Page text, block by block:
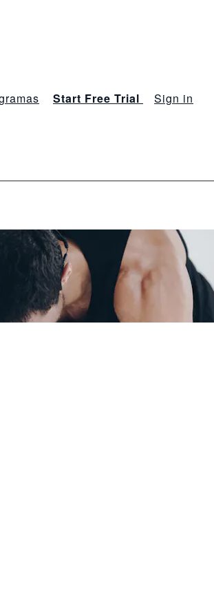
Start Free Trial Sign in